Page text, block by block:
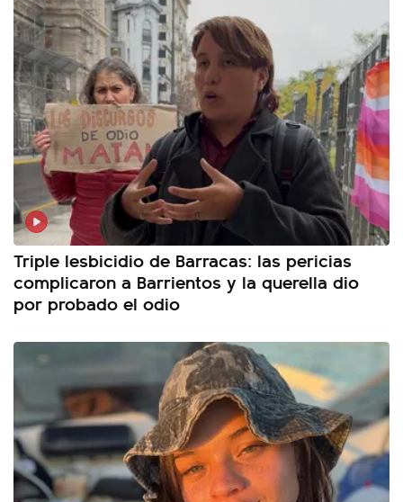
Triple lesbicidio de Barracas: las pericias
complicaron a Barrientos y la querella dio
por probado el odio